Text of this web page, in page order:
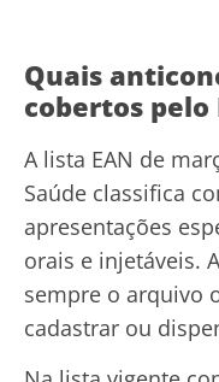
Quais
cobertos pelo
A lista EAN de
Saúde classifica
apresentações
orais e injetáveis.
sempre o arquivo
cadastrar ou